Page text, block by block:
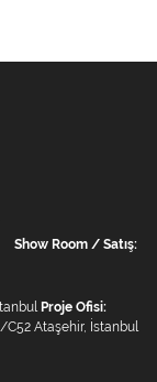
Show Room / Satış:
Proje Ofisi:
Ataşehir, İstanbul